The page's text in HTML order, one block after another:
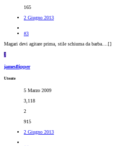
165
2 Giugno 2013
#3
Magari devi agitare prima, stile schiuma da barba....[]
J
jamesflipper
Utente
5 Marzo 2009
3,118
2
915
2 Giugno 2013